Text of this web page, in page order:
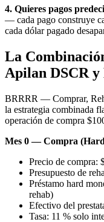
4. Quieres pagos
— cada pago construye
cada dólar pagado
La
Apilan DSCR
BRRRR — Comprar,
la estrategia combinada
operación de compra
Mes 0 — Compra
Precio de compra:
Presupuesto de
Préstamo hard
rehab)
Efectivo del
Tasa: 11 % solo